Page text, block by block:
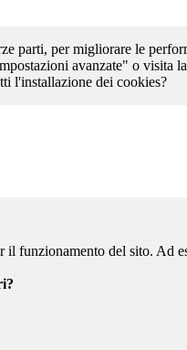
parti, per migliorare le
avanzate" o
l'installazione dei cookies?
il funzionamento del sito. Ad